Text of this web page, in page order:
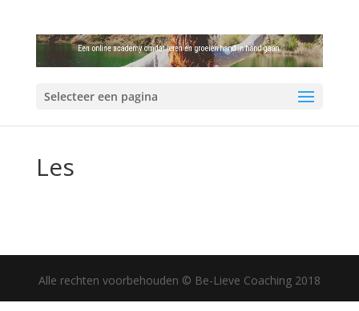
Selecteer een pagina
Les
Alle rechten voorbehouden © Be-Lieve Coaching 2018